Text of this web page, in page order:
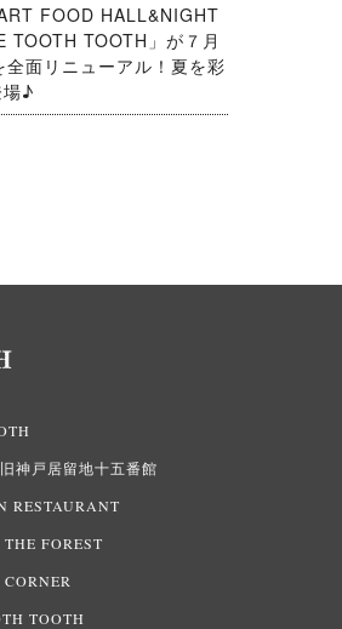
FOOD HALL&NIGHT
TOOTH TOOTH」が７月
面リニューアル！夏を彩
場♪
神戸居留地十五番館
RESTAURANT
FOREST
TOOTH